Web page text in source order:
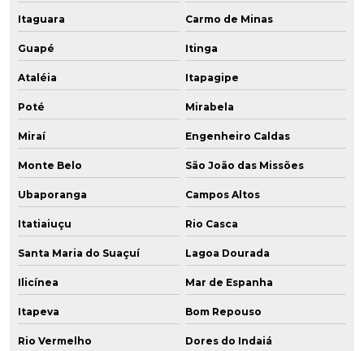
Itaguara Carmo de Minas
Guapé Itinga
Ataléia Itapagipe
Poté Mirabela
Miraí Engenheiro Caldas
Monte Belo São João das Missões
Ubaporanga Campos Altos
Itatiaiuçu Rio Casca
Santa Maria do Suaçuí Lagoa Dourada
Ilicínea Mar de Espanha
Itapeva Bom Repouso
Rio Vermelho Dores do Indaiá